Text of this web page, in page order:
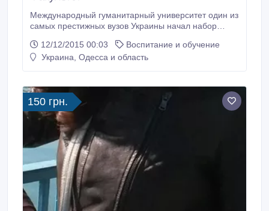
Международный гуманитарный университет один из
самых престижных вузов Украины начал набор
менеджмента.
12/12/2015 00:03
Воспитание и обучение
Украина, Одесса и область
150 грн.